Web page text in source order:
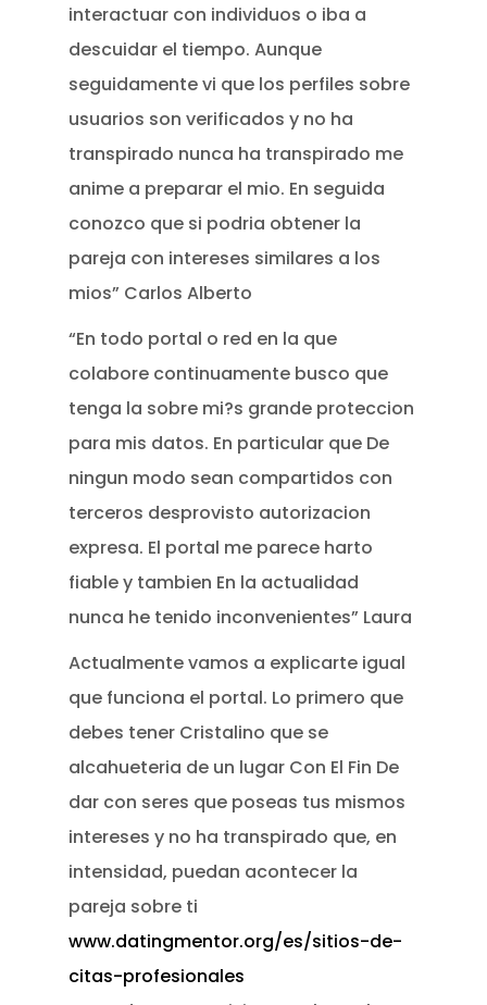
interactuar con individuos o iba a
descuidar el tiempo. Aunque
seguidamente vi que los perfiles sobre
usuarios son verificados y no ha
transpirado nunca ha transpirado me
anime a preparar el mio. En seguida
conozco que si podria obtener la
pareja con intereses similares a los
mios” Carlos Alberto
“En todo portal o red en la que
colabore continuamente busco que
tenga la sobre mi?s grande proteccion
para mis datos. En particular que De
ningun modo sean compartidos con
terceros desprovisto autorizacion
expresa. El portal me parece harto
fiable y tambien En la actualidad
nunca he tenido inconvenientes” Laura
Actualmente vamos a explicarte igual
que funciona el portal. Lo primero que
debes tener Cristalino que se
alcahueteria de un lugar Con El Fin De
dar con seres que poseas tus mismos
intereses y no ha transpirado que, en
intensidad, puedan acontecer la
pareja sobre ti
www.datingmentor.org/es/sitios-de-
citas-profesionales